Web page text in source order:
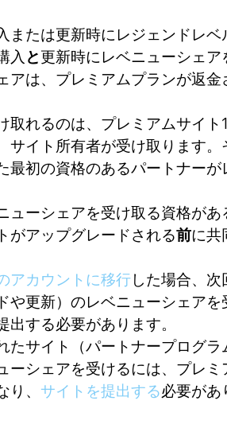
または更新時にレジェンドレ
入 と更新時にレベニューシェア
アは、プレミアムプランが返
取れるのは、プレミアムサイト
サイト所有者が受け取ります
最初の資格のあるパートナー
ューシェアを受け取る資格があ
がアップグレードされる前に共
アカウントに移行した場合、
や更新）のレベニューシェア
する必要があります。
たサイト（パートナープログ
ーシェアを受けるには、プレ
、 サイトを提出する必要があ